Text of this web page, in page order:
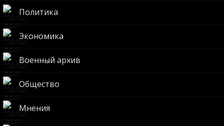
Политика
Экономика
Военный архив
Общество
Мнения